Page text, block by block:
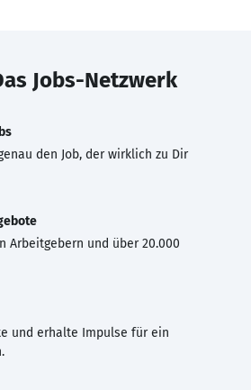
Jobs-Netzwerk
den Job, der wirklich zu Dir
Arbeitgebern und über 20.000
und erhalte Impulse für ein